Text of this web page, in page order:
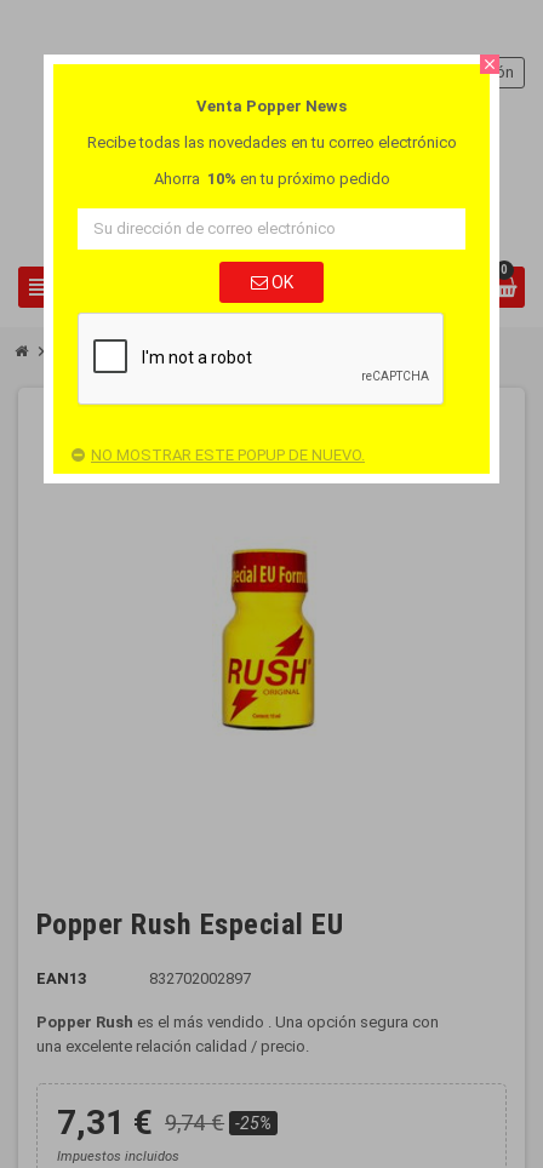
view_headline
Iniciar sesión
0
chevron_right Popper Pequeňochevron_right Popper Rush Especial EU
Popper Rush Especial EU
EAN13 832702002897
Popper Rush es el más vendido . Una opción segura con
una excelente relación calidad / precio.
7,31 € 9,74 € -25%
Impuestos incluidos
close
Venta Popper News
Recibe todas las novedades en tu correo electrónico
Ahorra 10% en tu próximo pedido
OK
NO MOSTRAR ESTE POPUP DE NUEVO.